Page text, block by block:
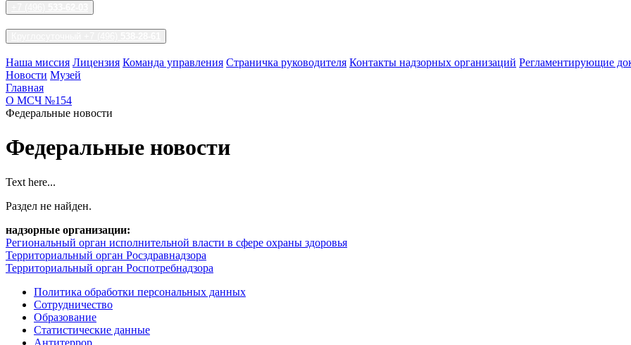
Наша миссия Лицензия Команда управления Страничка руководителя Контакты надзорных организаций Регламентирующие
Новости Музей
Главная
О МСЧ №154
Федеральные новости
Федеральные новости
Text here...
Раздел не найден.
надзорные организации:
Региональный орган исполнительной власти в сфере охраны здоровья
Территориальный орган Росздравнадзора
Территориальный орган Роспотребнадзора
Политика обработки персональных данных
Сотрудничество
Образование
Статистические данные
Антитеррор